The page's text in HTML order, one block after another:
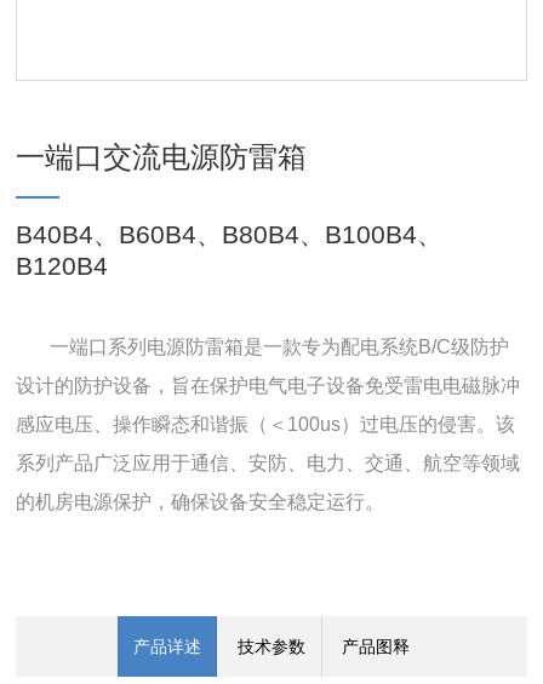
一端口交流电源防雷箱
B40B4、B60B4、B80B4、B100B4、
B120B4
一端口系列电源防雷箱是一款专为配电系统B/C级防护
设计的防护设备，旨在保护电气电子设备免受雷电电磁脉冲
感应电压、操作瞬态和谐振（＜100us）过电压的侵害。该
系列产品广泛应用于通信、安防、电力、交通、航空等领域
的机房电源保护，确保设备安全稳定运行。
产品详述 技术参数 产品图释